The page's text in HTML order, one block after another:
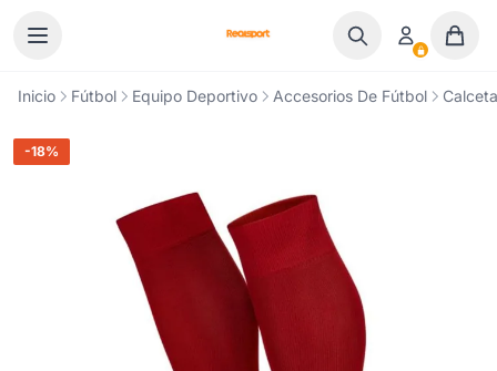
Inicio Fútbol Equipo Deportivo Accesorios De Fútbol
-18%